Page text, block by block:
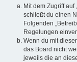
Mit dem Zugriff auf
schließt du einen
Folgenden
Regelungen
Wenn du mit
das Board nicht
jeweils die an